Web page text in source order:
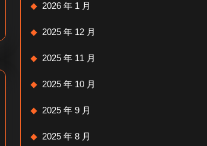
2026 年 1 月
2025 年 12 月
2025 年 11 月
2025 年 10 月
2025 年 9 月
2025 年 8 月